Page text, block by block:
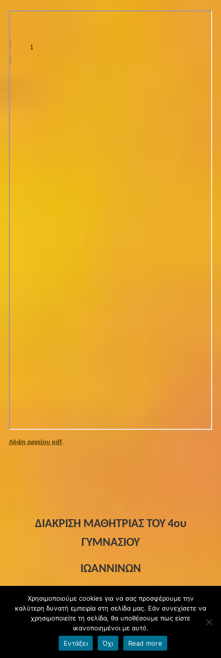
Λήψη αρχείου pdf.
ΔΙΑΚΡΙΣΗ ΜΑΘΗΤΡΙΑΣ ΤΟΥ 4ου
ΓΥΜΝΑΣΙΟΥ
ΙΩΑΝΝΙΝΩΝ
Πατρινιού
, τιμήθηκε με
Βραβείο Αστυνομικού Διηγήματος
και ειδική μνεία για τον ξεχωριστό τίτλο και την ιστορική της
3ο Πανελλήνιο Λογοτεχνικό Οικολογικό
που διοργάνωσε το ΚΕΠΕΑ Σύρου Ερμούπολης.
Χρησιμοποιούμε cookies για να σας προσφέρουμε την
καλύτερη δυνατή εμπειρία στη σελίδα μας. Εάν συνεχίσετε να
χρησιμοποιείτε τη σελίδα, θα υποθέσουμε πως είστε
ικανοποιημένοι με αυτό.
Εντάξει
Όχι Read more